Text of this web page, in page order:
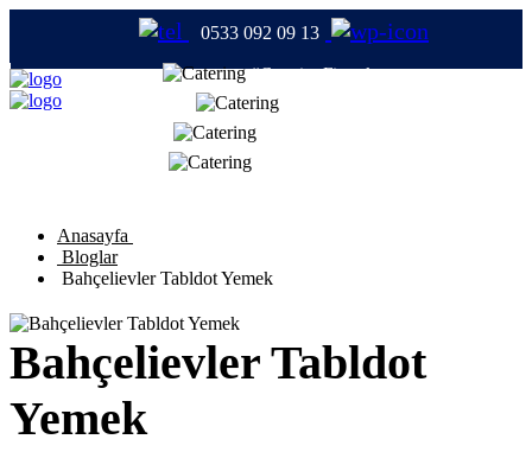
0533 092 09 13
#CateringFirmaları
Anasayfa
Bloglar
Bahçelievler Tabldot Yemek
Bahçelievler Tabldot
Yemek